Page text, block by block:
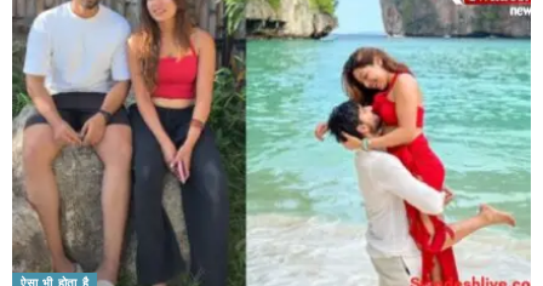
ऐसा भी होता है